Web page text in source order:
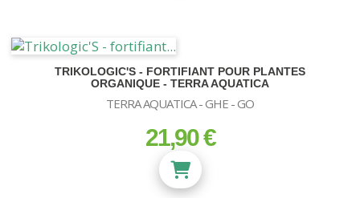
TRIKOLOGIC'S - FORTIFIANT POUR PLANTES
ORGANIQUE - TERRA AQUATICA
TERRA AQUATICA - GHE - GO
prix
21,90 €